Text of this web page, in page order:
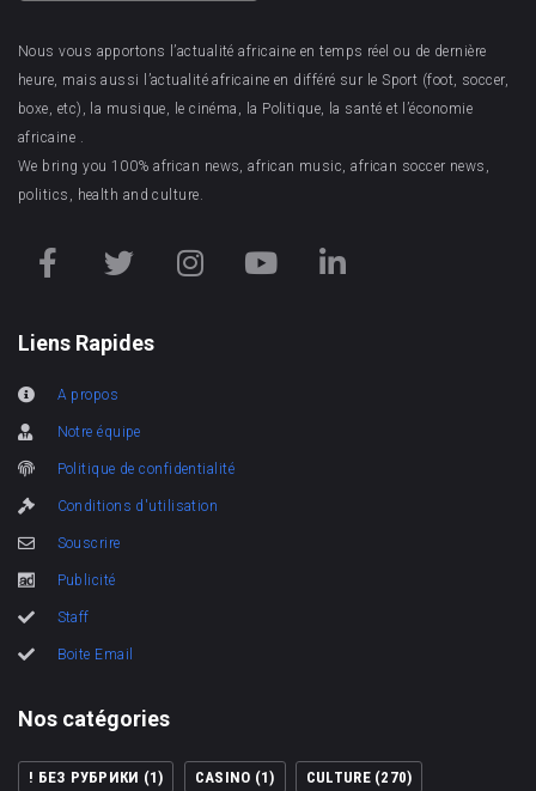
Nous vous apportons l’actualité africaine en temps réel ou de dernière
heure, mais aussi l’actualité africaine en différé sur le Sport (foot, soccer,
boxe, etc), la musique, le cinéma, la Politique, la santé et l’économie
africaine .
We bring you 100% african news, african music, african soccer news,
politics, health and culture.
Liens Rapides
A propos
Notre équipe
Politique de confidentialité
Conditions d'utilisation
Souscrire
Publicité
Staff
Boite Email
Nos catégories
! БЕЗ РУБРИКИ (1) CASINO (1) CULTURE(270)